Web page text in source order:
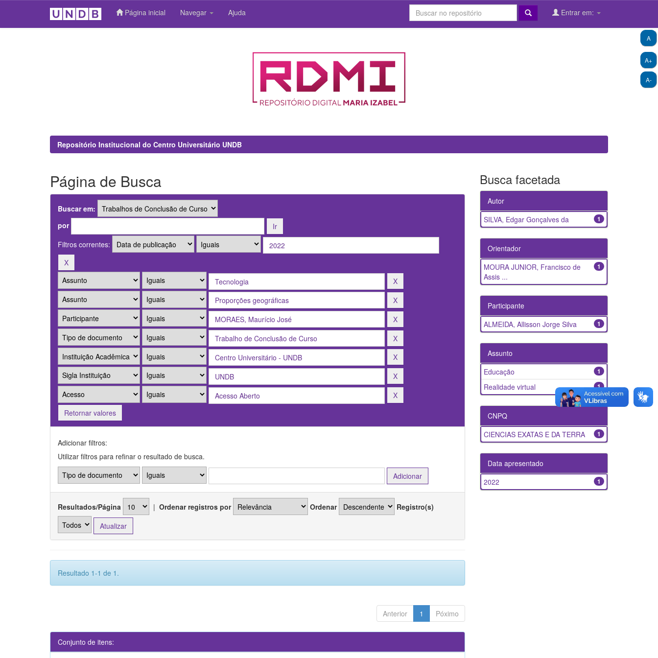
Página inicial Navegar Ajuda Entrar em:
A+
A-
A
Repositório Institucional do Centro Universitário UNDB
Página de Busca
Buscar em:
por
Filtros correntes:
Retornar valores
Adicionar filtros:
Utilizar filtros para refinar o resultado de busca.
Resultados/Página | Ordenar registros por Ordenar Registro(s)
Resultado 1-1 de 1.
Anterior 1 Póximo
Conjunto de itens:
Busca facetada
Autor
1
SILVA, Edgar Gonçalves da
Orientador
1
MOURA JUNIOR, Francisco de
Assis ...
Participante
1
ALMEIDA, Allisson Jorge Silva
Assunto
1
Educação
1
Realidade virtual
CNPQ
1
CIENCIAS EXATAS E DA TERRA
Data apresentado
1
2022